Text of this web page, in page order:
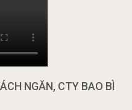
NGĂN, CTY BAO BÌ